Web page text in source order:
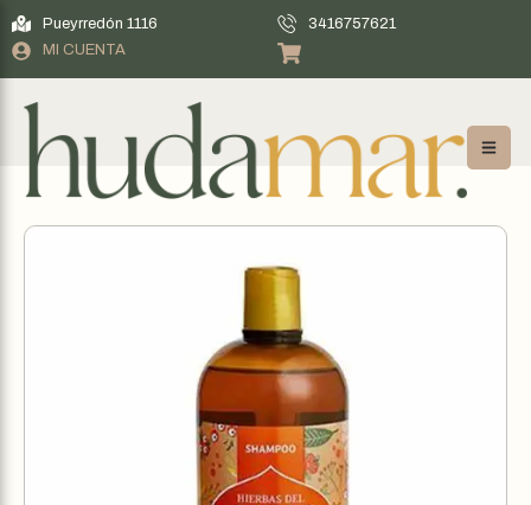
Pueyrredón 1116
3416757621
MI CUENTA